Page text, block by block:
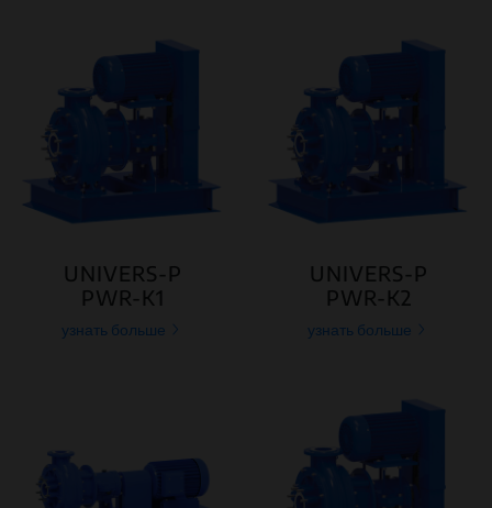
UNIVERS-P
PWR-K1
узнать больше
UNIVERS-P
PWR-K2
узнать больше